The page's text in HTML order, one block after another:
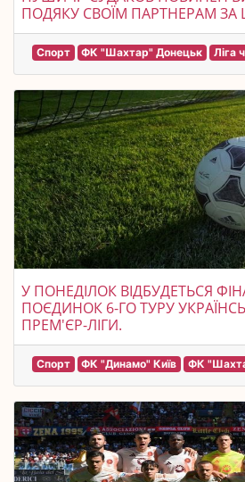
ПОДЯКУ СВОЇМ ПАРТНЕРАМ ЗА
Спорт ФК "Шахтар" Донецьк Ліга
У ПОНЕДІЛОК ВІДБУДЕТЬСЯ
ПОЄДИНОК 6-ГО ТУРУ
ПРЕМ'ЄР-ЛІГИ.
Спорт ФК "Динамо" Київ ФК